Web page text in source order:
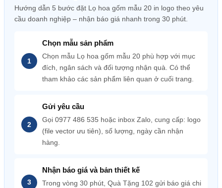
Hướng dẫn 5 bước đặt Lọ hoa gốm mẫu 20 in logo theo yêu
cầu doanh nghiệp – nhận báo giá nhanh trong 30 phút.
Chọn mẫu sản phẩm
Chọn mẫu Lọ hoa gốm mẫu 20 phù hợp với mục
đích, ngân sách và đối tượng nhận quà. Có thể
tham khảo các sản phẩm liên quan ở cuối trang.
Gửi yêu cầu
Gọi 0977 486 535 hoặc inbox Zalo, cung cấp: logo
(file vector ưu tiên), số lượng, ngày cần nhận
hàng.
Nhận báo giá và bản thiết kế
Trong vòng 30 phút, Quà Tặng 102 gửi báo giá chi